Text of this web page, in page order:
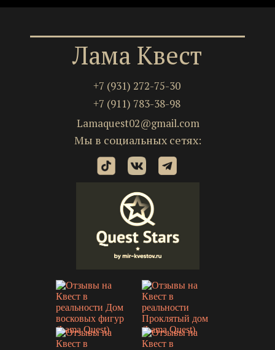
Лама Квест
Мы в социальных сетях:
+7 (911) 783-38-98
+7 (931) 272-75-30
Lamaquest02@gmail.com